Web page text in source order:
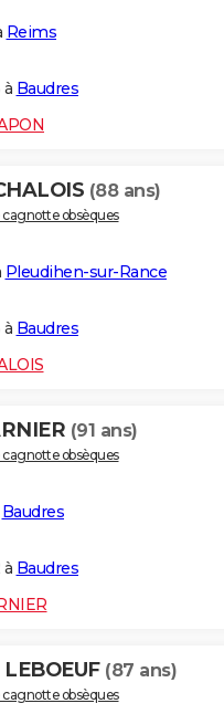
Reims
Baudres
(88 ans)
obsèques
Pleudihen-sur-Rance
Baudres
(91 ans)
obsèques
Baudres
Baudres
(87 ans)
obsèques